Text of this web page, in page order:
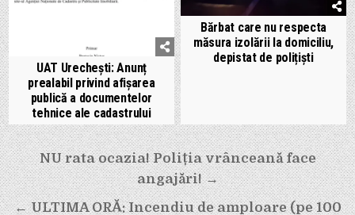
UAT Urechești: Anunț
prealabil privind afișarea
publică a documentelor
tehnice ale cadastrului
Bărbat care nu respecta
măsura izolării la domiciliu,
depistat de polițiști
Navigare
în
NU rata ocazia! Poliția vrânceană face
angajări! →
← ULTIMA ORĂ: Incendiu de amploare (pe 100